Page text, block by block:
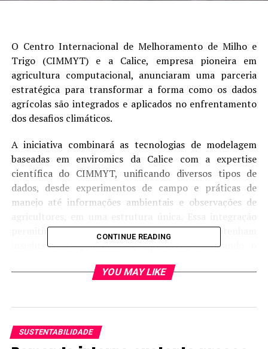
O Centro Internacional de Melhoramento de Milho e
Trigo (CIMMYT) e a Calice, empresa pioneira em
agricultura computacional, anunciaram uma parceria
estratégica para transformar a forma como os dados
agrícolas são integrados e aplicados no enfrentamento
dos desafios climáticos.
A iniciativa combinará as tecnologias de modelagem
baseadas em enviromics da Calice com a expertise
científica do CIMMYT, unificando diversos tipos de
dados, desde experimentos de campo e práticas de
manejo até informações ambientais e observações de
permitirá que pesquisadores e profissionais obtenham
insights mais profundos e aplicáveis, acelerando o
sustentáveis.
milho e trigo mais tolerantes à seca e ao calor, e a
otimização do uso de variedades existentes,
CONTINUE READING
YOU MAY LIKE
SUSTENTABILIDADE